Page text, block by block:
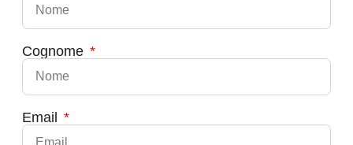
Cognome
Email